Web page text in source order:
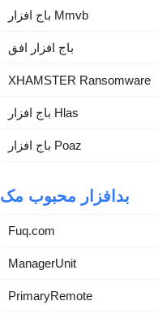
باج افزار Mmvb
باج افزار افق
XHAMSTER Ransomware
باج افزار Hlas
باج افزار Poaz
بدافزار محبوب مک
Fuq.com
ManagerUnit
PrimaryRemote